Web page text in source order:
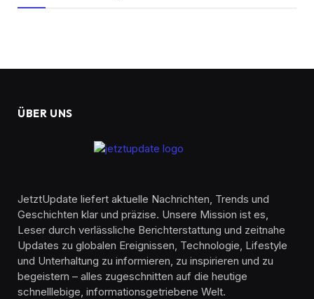
ÜBER UNS
JetztUpdate liefert aktuelle Nachrichten, Trends und
Geschichten klar und präzise. Unsere Mission ist es,
Leser durch verlässliche Berichterstattung und zeitnahe
Updates zu globalen Ereignissen, Technologie, Lifestyle
und Unterhaltung zu informieren, zu inspirieren und zu
begeistern – alles zugeschnitten auf die heutige
schnelllebige, informationsgetriebene Welt.